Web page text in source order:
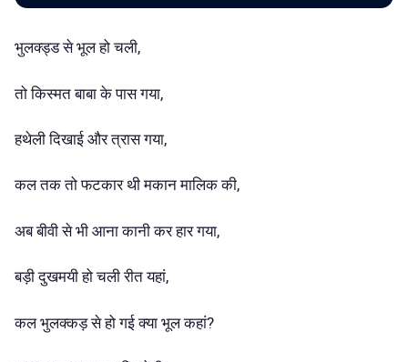
भुलक्ड्ड से भूल हो चली,
तो किस्मत बाबा के पास गया,
हथेली दिखाई और त्रास गया,
कल तक तो फटकार थी मकान मालिक की,
अब बीवी से भी आना कानी कर हार गया,
बड़ी दुखमयी हो चली रीत यहां,
कल भुलक्कड़ से हो गई क्या भूल कहां?